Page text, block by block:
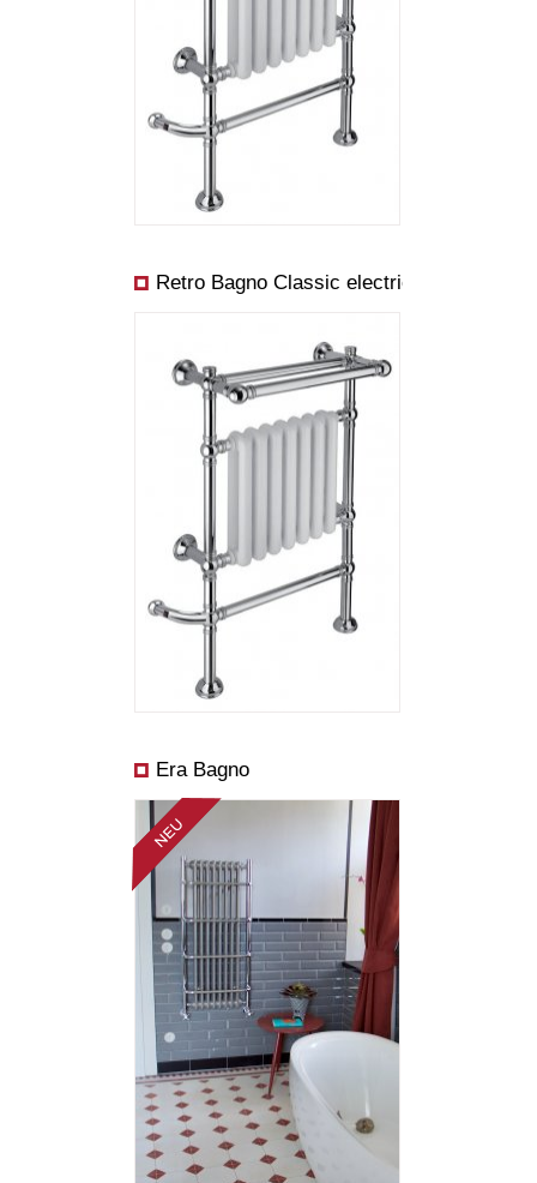
Abmessungen:
Preis ab:
Leistung ab:
Retro Bagno Classic electric
Abmessungen:
Preis ab:
Leistung ab:
Era Bagno
Abmessungen:
Preis ab:
Leistung ab: